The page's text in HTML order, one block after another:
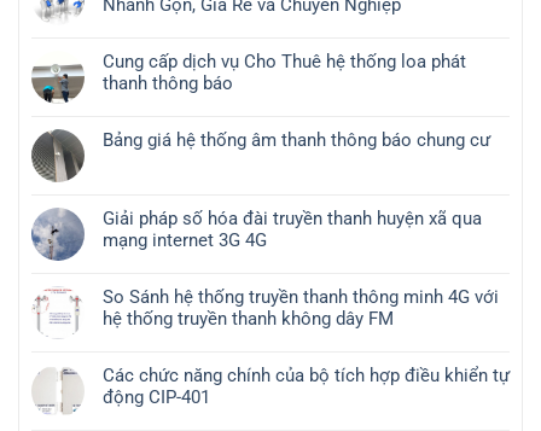
Nhanh Gọn, Giá Rẻ và Chuyên Nghiệp
Cung cấp dịch vụ Cho Thuê hệ thống loa phát
thanh thông báo
Bảng giá hệ thống âm thanh thông báo chung cư
Giải pháp số hóa đài truyền thanh huyện xã qua
mạng internet 3G 4G
So Sánh hệ thống truyền thanh thông minh 4G với
hệ thống truyền thanh không dây FM
Các chức năng chính của bộ tích hợp điều khiển tự
động CIP-401